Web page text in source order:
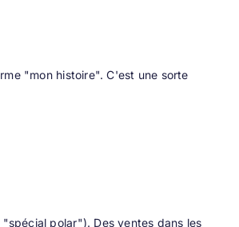
"mon histoire". C'est une sorte
polar"). Des ventes dans les